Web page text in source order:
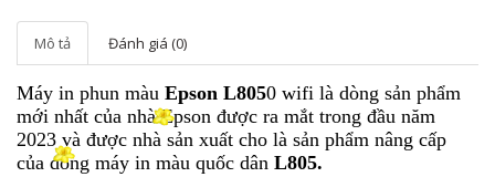
Mô tả Đánh giá (0)
Máy in phun màu Epson L8050 wifi là dòng sản phẩm
mới nhất của nhà Epson được ra mắt trong đầu năm
2023 và được nhà sản xuất cho là sản phẩm nâng cấp
của dòng máy in màu quốc dân L805.